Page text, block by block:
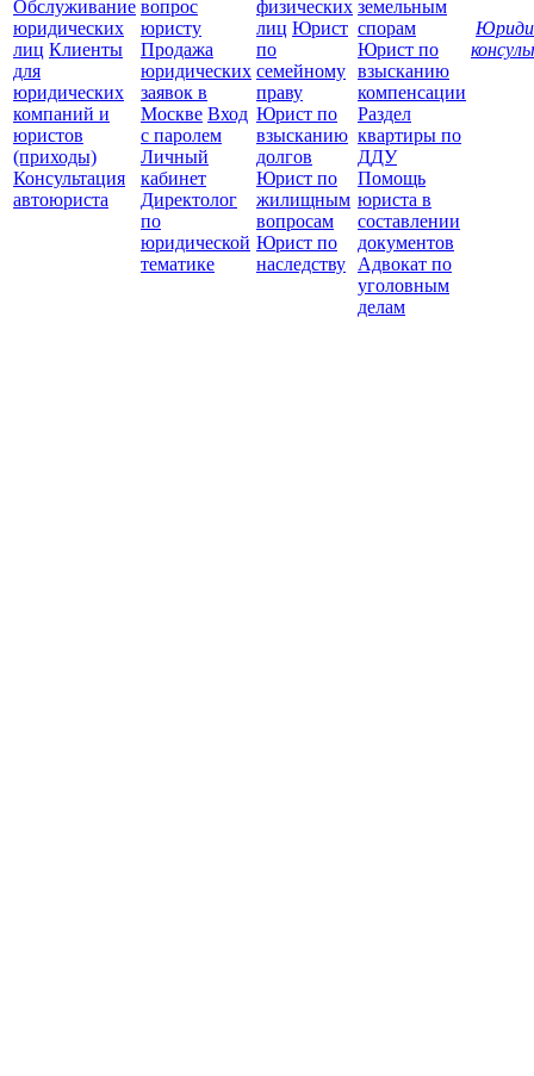
Обслуживание
юридических
лиц Клиенты
для
юридических
компаний и
юристов
(приходы)
Консультация
автоюриста
вопрос
юристу
Продажа
юридических
заявок в
Москве Вход
с паролем
Личный
кабинет
Директолог
по
юридической
тематике
физических
лиц Юрист
по
семейному
праву
Юрист по
взысканию
долгов
Юрист по
жилищным
вопросам
Юрист по
наследству
земельным
спорам
Юрист по
взысканию
компенсации
Раздел
квартиры по
ДДУ
Помощь
юриста в
составлении
документов
Адвокат по
уголовным
делам